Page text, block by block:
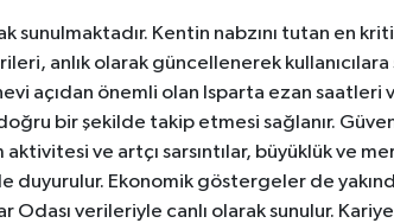
sunulmaktadır. Kentin nabzını tutan en
anlık olarak güncellenerek
açıdan önemli olan Isparta ezan
bir şekilde takip etmesi sağlanır.
ve artçı sarsıntılar, büyüklük ve
Ekonomik göstergeler de
verileriyle canlı olarak sunulur.